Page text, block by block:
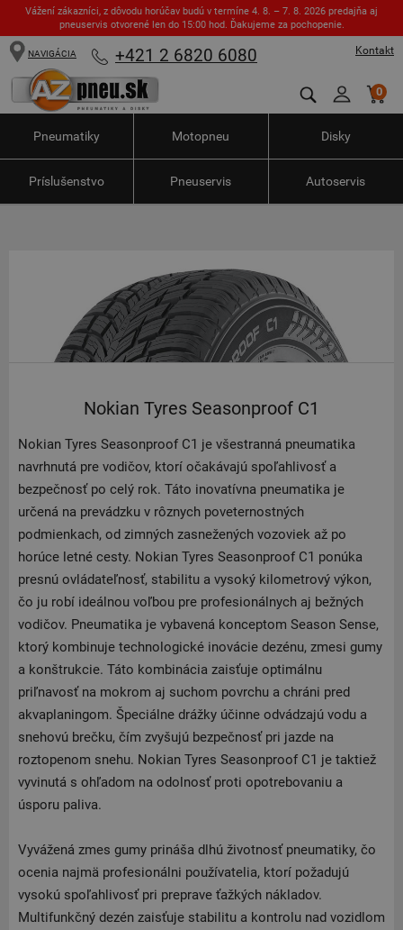
Vážení zákazníci, z dôvodu horúčav budú v termíne 4. 8. – 7. 8. 2026 predajňa aj
pneuservis otvorené len do 15:00 hod. Ďakujeme za pochopenie.
Kontakt
NAVIGÁCIA +421 2 6820 6080
0
Pneumatiky Motopneu Disky
Príslušenstvo Pneuservis Autoservis
Nokian Tyres Seasonproof C1
Nokian Tyres Seasonproof C1 je všestranná pneumatika
navrhnutá pre vodičov, ktorí očakávajú spoľahlivosť a
bezpečnosť po celý rok. Táto inovatívna pneumatika je
určená na prevádzku v rôznych poveternostných
podmienkach, od zimných zasnežených vozoviek až po
horúce letné cesty. Nokian Tyres Seasonproof C1 ponúka
presnú ovládateľnosť, stabilitu a vysoký kilometrový výkon,
čo ju robí ideálnou voľbou pre profesionálnych aj bežných
vodičov. Pneumatika je vybavená konceptom Season Sense,
ktorý kombinuje technologické inovácie dezénu, zmesi gumy
a konštrukcie. Táto kombinácia zaisťuje optimálnu
priľnavosť na mokrom aj suchom povrchu a chráni pred
akvaplaningom. Špeciálne drážky účinne odvádzajú vodu a
snehovú brečku, čím zvyšujú bezpečnosť pri jazde na
roztopenom snehu. Nokian Tyres Seasonproof C1 je taktiež
vyvinutá s ohľadom na odolnosť proti opotrebovaniu a
úsporu paliva.
Vyvážená zmes gumy prináša dlhú životnosť pneumatiky, čo
ocenia najmä profesionálni používatelia, ktorí požadujú
vysokú spoľahlivosť pri preprave ťažkých nákladov.
Multifunkčný dezén zaisťuje stabilitu a kontrolu nad vozidlom